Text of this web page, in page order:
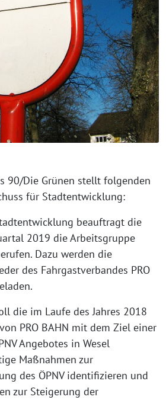
90/Die Grünen stellt folgenden
für Stadtentwicklung:
beauftragt die
2019 die Arbeitsgruppe
Dazu werden die
des Fahrgastverbandes PRO
die im Laufe des Jahres 2018
PRO BAHN mit dem Ziel einer
Angebotes in Wesel
Maßnahmen zur
des ÖPNV identifizieren und
zur Steigerung der